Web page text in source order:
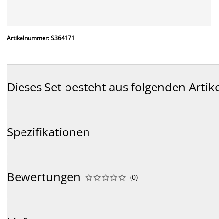
Artikelnummer: S364171
Dieses Set besteht aus folgenden
Spezifikationen
Bewertungen 




 (0)